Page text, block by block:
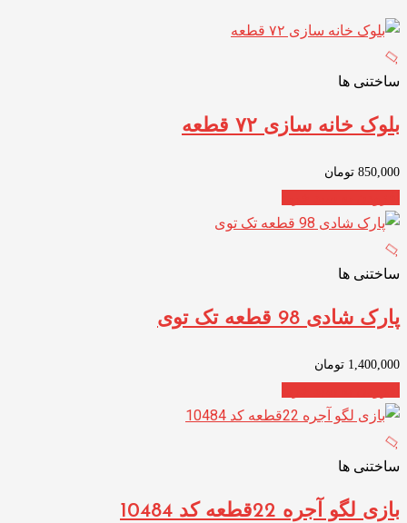
ساختنی ها
بلوک خانه سازی ۷۲ قطعه
850,000 تومان
ساختنی ها
پارک شادی 98 قطعه تک توی
1,400,000 تومان
ساختنی ها
بازی لگو آجره 22قطعه کد 10484